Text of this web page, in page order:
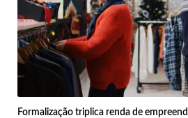
Formalização triplica renda de